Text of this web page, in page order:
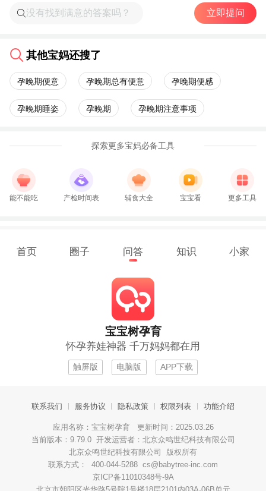
立即提问
其他宝妈还搜了
孕晚期便意 孕晚期总有便意 孕晚期便感
孕晚期睡姿 孕晚期 孕晚期注意事项
探索更多宝妈必备工具
能不能吃 产检时间表 辅食大全 宝宝看 更多工具
首页 圈子 问答 知识 小家
宝宝树孕育
怀孕养娃神器 千万妈妈都在用
触屏版 电脑版 APP下载
联系我们 服务协议 隐私政策 权限列表 功能介绍
应用名称：宝宝树孕育 更新时间：2025.03.26
当前版本：9.79.0 开发运营者：北京众鸣世纪科技有限公司
北京众鸣世纪科技有限公司 版权所有
联系方式： 400-044-5288 cs@babytree-inc.com
京ICP备11010348号-9A